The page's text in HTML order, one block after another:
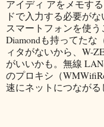
アイディ アをメモす
ドで入力する必要が
スマートフォンを使
Diamondも持ってた
ィタがないから、W-
がいいかも。無線
のプロキシ（
速にネットにつながる